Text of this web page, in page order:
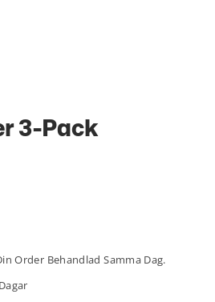
3-Pack
Order Behandlad Samma Dag.